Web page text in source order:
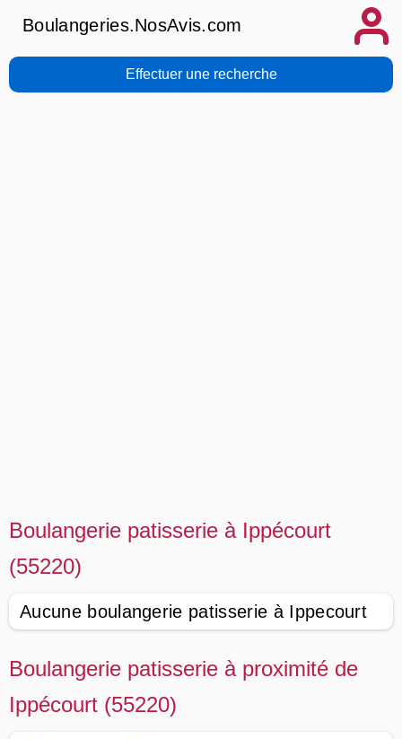
Boulangeries.NosAvis.com
Effectuer une recherche
Boulangerie patisserie à Ippécourt
(55220)
Aucune boulangerie patisserie à Ippecourt
Boulangerie patisserie à proximité de
Ippécourt (55220)